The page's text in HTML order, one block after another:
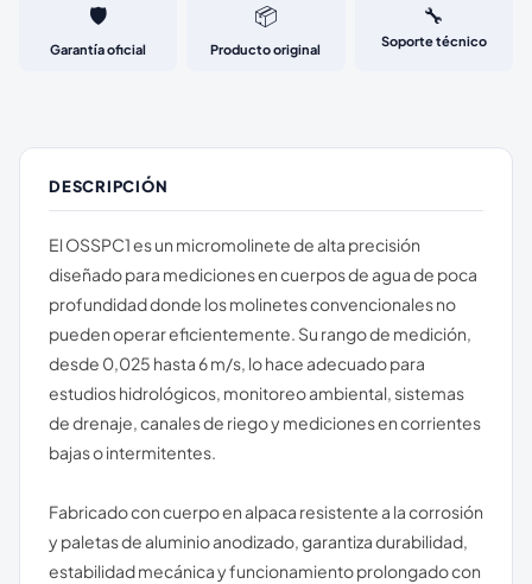
🛡️
Garantía oficial
📦
Producto original
🔧
Soporte técnico
DESCRIPCIÓN
El OSSPC1 es un micromolinete de alta precisión
diseñado para mediciones en cuerpos de agua de poca
profundidad donde los molinetes convencionales no
pueden operar eficientemente. Su rango de medición,
desde 0,025 hasta 6 m/s, lo hace adecuado para
estudios hidrológicos, monitoreo ambiental, sistemas
de drenaje, canales de riego y mediciones en corrientes
bajas o intermitentes.
Fabricado con cuerpo en alpaca resistente a la corrosión
y paletas de aluminio anodizado, garantiza durabilidad,
estabilidad mecánica y funcionamiento prolongado con